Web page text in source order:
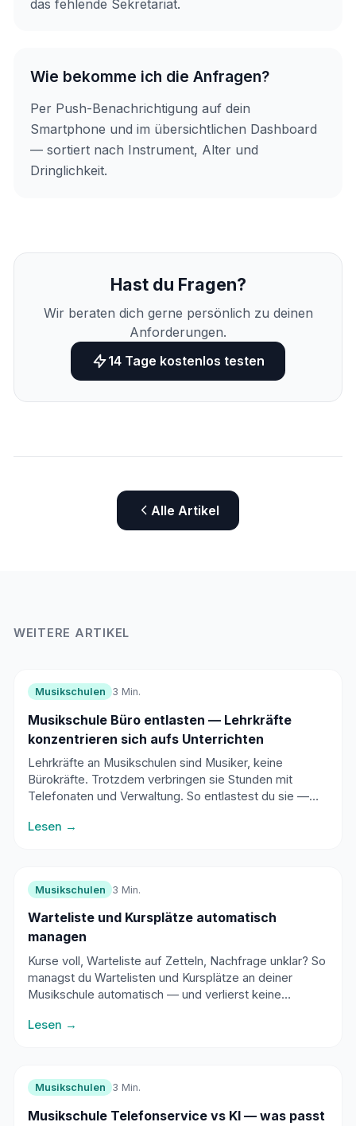
das fehlende Sekretariat.
Wie bekomme ich die Anfragen?
Per Push-Benachrichtigung auf dein
Smartphone und im übersichtlichen Dashboard
— sortiert nach Instrument, Alter und
Dringlichkeit.
Hast du Fragen?
Wir beraten dich gerne persönlich zu deinen
Anforderungen.
14 Tage kostenlos testen
Alle Artikel
WEITERE ARTIKEL
Musikschulen 3 Min.
Musikschule Büro entlasten — Lehrkräfte
konzentrieren sich aufs Unterrichten
Lehrkräfte an Musikschulen sind Musiker, keine
Bürokräfte. Trotzdem verbringen sie Stunden mit
Telefonaten und Verwaltung. So entlastest du sie —
Lesen →
Musikschulen 3 Min.
Warteliste und Kursplätze automatisch
managen
Kurse voll, Warteliste auf Zetteln, Nachfrage unklar? So
managst du Wartelisten und Kursplätze an deiner
Musikschule automatisch — und verlierst keine
Lesen →
Musikschulen 3 Min.
Musikschule Telefonservice vs KI — was passt